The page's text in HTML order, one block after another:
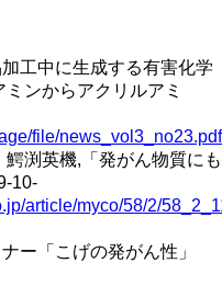
工中に生成する有害化学
ンからアクリルアミ
file/
渕英機,「発がん物質にも
10-
article/myco/58/2/
ー「こげの発がん性」